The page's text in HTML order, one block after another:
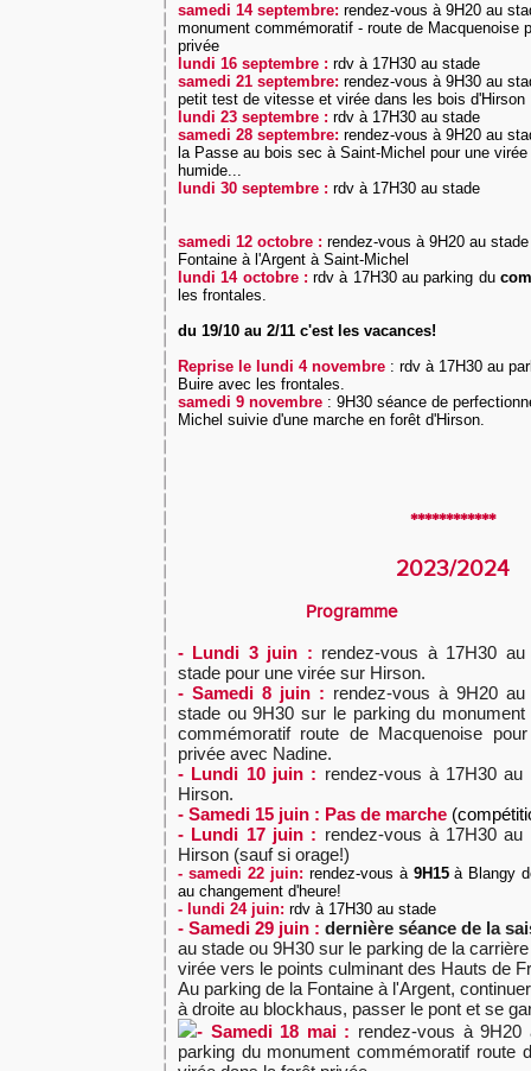
samedi 14 septembre: rendez-vous à 9H20 au
monument commémoratif - route de Macquenoise
privée
lundi 16 septembre : rdv à 17H30 au stade
samedi 21 septembre: rendez-vous à 9H30 au
petit test de vitesse et virée dans les bois d'Hirson
lundi 23 septembre : rdv à 17H30 au stade
samedi 28 septembre: rendez-vous à 9H20 au
la Passe au bois sec à Saint-Michel pour une
humide...
lundi 30 septembre : rdv à 17H30 au stade
samedi 12 octobre : rendez-vous à 9H20 au
Fontaine à l'Argent à Saint-Michel
lundi 14 octobre :rdv à 17H30 au parking du
les frontales.
du 19/10 au 2/11 c'est les vacances!
Reprise le lundi 4 novembre : rdv à 17H30 au
Buire avec les frontales.
samedi 9 novembre : 9H30 séance de
Michel suivie d'une marche en forêt d'Hirson.
************
2023/2024
Programme
- Lundi 3 juin : rendez-vous à 17H30 au
stade pour une virée sur Hirson.
- Samedi 8 juin : rendez-vous à 9H20 au
stade ou 9H30 sur le parking du monument
commémoratif route de Macquenoise
privée avec Nadine.
- Lundi 10 juin : rendez-vous à 17H30
Hirson.
- Samedi 15 juin : Pas de marche
- Lundi 17 juin : rendez-vous à 17H30
Hirson (sauf si orage!)
- samedi 22 juin: rendez-vous à 9H15à Blangy
au changement d'heure!
- lundi 24 juin: rdv à 17H30 au stade
- Samedi 29 juin : dernière séance de la
au stade ou 9H30 sur le parking de la
virée vers le points culminant des Hauts de
Au parking de la Fontaine à l'Argent,
à droite au blockhaus, passer le pont et se
- Samedi 18 mai : rendez-vous à
parking du monument commémoratif route